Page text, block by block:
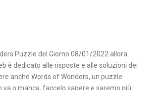
Puzzle del Giorno 08/01/2022 allora
è dedicato alle risposte e alle soluzioni dei
anche Words of Wonders, un puzzle
o manca, faccelo sapere e saremo più